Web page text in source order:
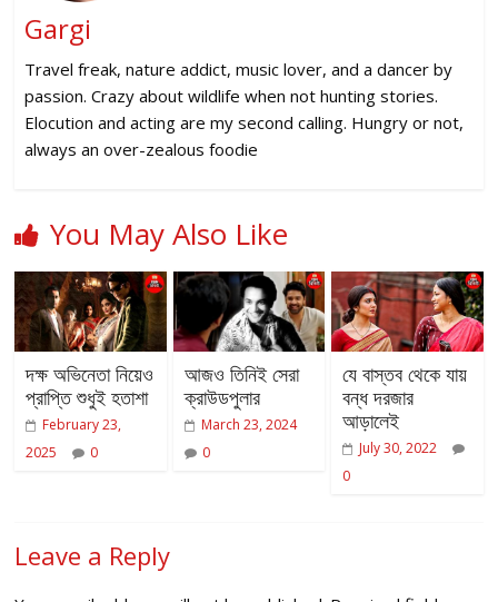
Gargi
Travel freak, nature addict, music lover, and a dancer by
passion. Crazy about wildlife when not hunting stories.
Elocution and acting are my second calling. Hungry or not,
always an over-zealous foodie
You May Also Like
দক্ষ অভিনেতা নিয়েও
প্রাপ্তি শুধুই হতাশা
February 23,
2025
0
আজও তিনিই সেরা
ক্রাউডপুলার
March 23, 2024
0
যে বাস্তব থেকে যায়
বন্ধ দরজার
আড়ালেই
July 30, 2022
0
Leave a Reply